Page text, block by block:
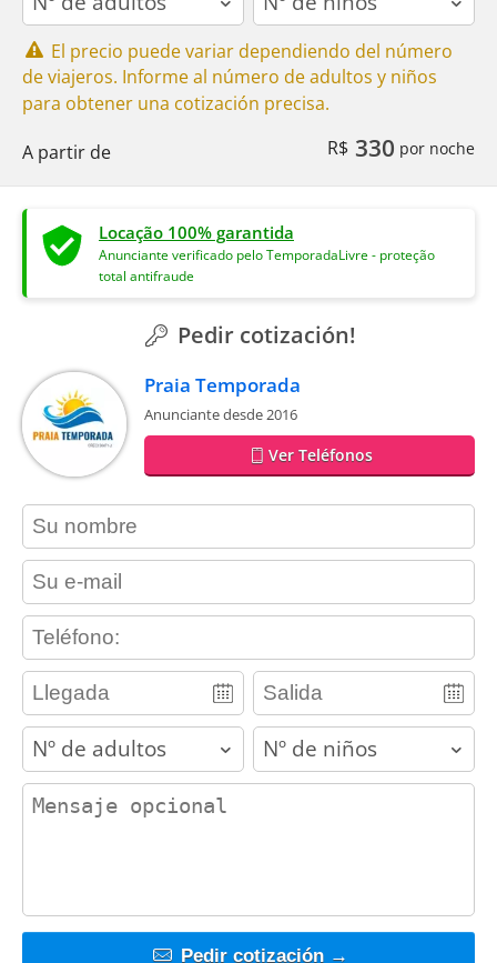
El precio puede variar dependiendo del número
de viajeros. Informe al número de adultos y niños
para obtener una cotización precisa.
A partir de
R$ 330 por noche
Locação 100% garantida
Anunciante verificado pelo TemporadaLivre - proteção
total antifraude
Pedir cotización!
Praia Temporada
Anunciante desde 2016
Ver Teléfonos
contact_name
contact_email
contact_phone
adults children
contact_message
Pedir cotización →